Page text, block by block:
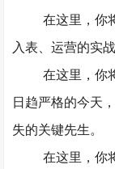
在这里，你
入表、运营的实
在这里，你
日趋严格的今天
失的关键先生。
在这里，你